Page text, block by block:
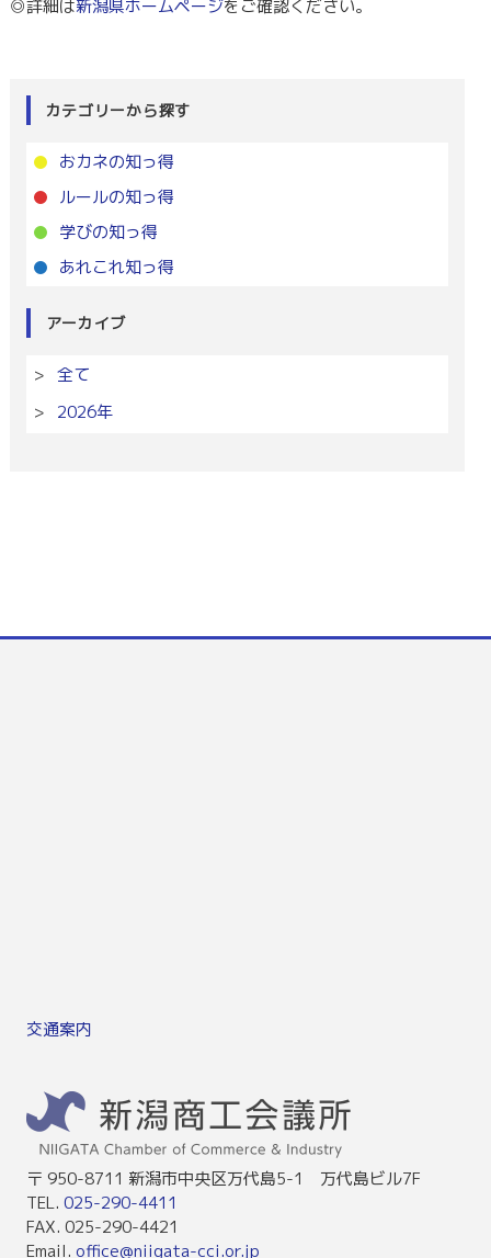
◎詳細は新潟県ホームページをご確認ください。
カテゴリーから探す
おカネの知っ得
ルールの知っ得
学びの知っ得
あれこれ知っ得
アーカイブ
全て
2026年
交通案内
〒 950-8711 新潟市中央区万代島5-1 万代島ビル7F
TEL. 025-290-4411
FAX. 025-290-4421
Email. office@niigata-cci.or.jp